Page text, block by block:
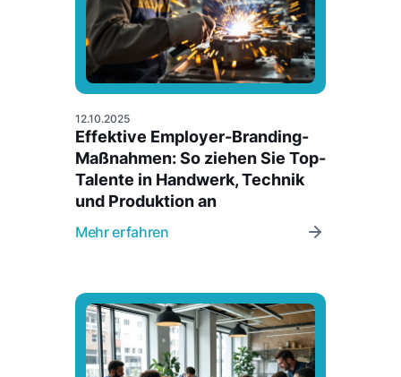
12.10.2025
Effektive Employer-Branding-
Maßnahmen: So ziehen Sie Top-
Talente in Handwerk, Technik
und Produktion an
Mehr erfahren